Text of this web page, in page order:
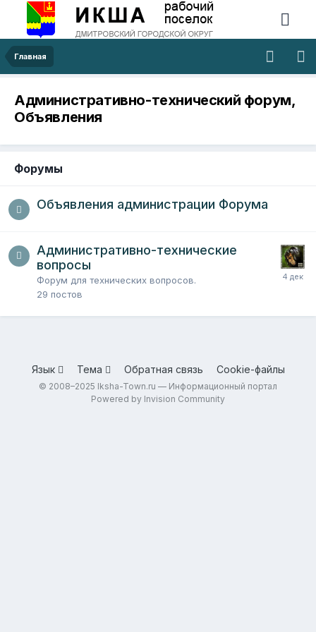
Главная
Административно-технический форум,
Объявления
Форумы
Объявления администрации Форума
Административно-технические
вопросы
Форум для технических вопросов.
29 постов
Язык Тема Обратная связь Cookie-файлы
© 2008–2025 Iksha-Town.ru — Информационный портал
Powered by Invision Community